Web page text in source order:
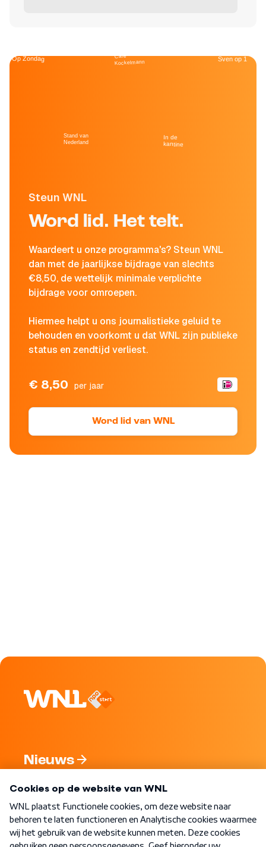
Steun WNL
Word lid. Het telt.
Waardeert u onze programma's? Steun WNL
dan met de jaarlijkse bijdrage van slechts
€8,50, de wettelijk minimale verplichte
bijdrage voor omroepen.
Hiermee helpt u ons journalistieke geluid te
behouden en voorkomt u dat WNL zijn publieke
status en zendtijd verliest.
€ 8,50 per jaar
Word lid van WNL
Op Zondag
Stand van
Nederland
Café
Kockelmann
In de
kantine
Sven op 1
Nieuws
Nieuwsbrief
Word Lid